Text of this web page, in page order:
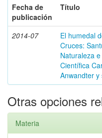
Fecha de
publicación
Título
2014-07
El humedal
Cruces:
Naturaleza
Científica
Anwandter
Otras opciones
Materia